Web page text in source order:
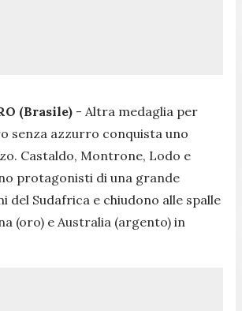
(Brasile) - Altra medaglia per
senza azzurro conquista uno
Castaldo, Montrone, Lodo e
protagonisti di una grande
del Sudafrica e chiudono alle spalle
(oro) e Australia (argento) in